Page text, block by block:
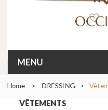
MENU
Home > DRESSING >
VÊTEMENTS